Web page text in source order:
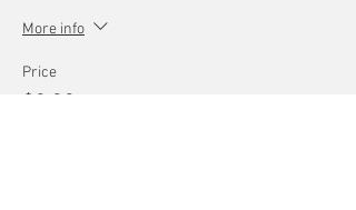
More info
Price
$0.00